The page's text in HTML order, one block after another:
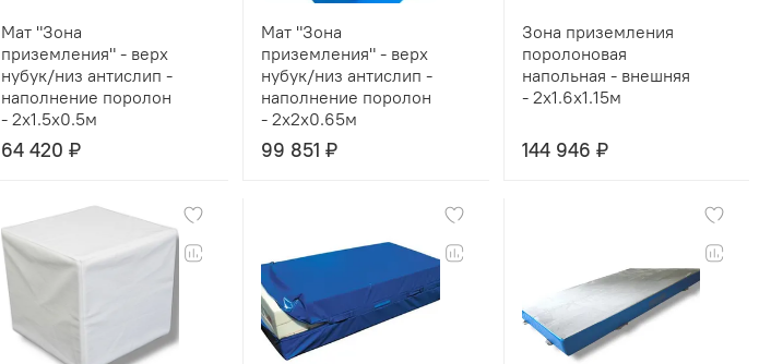
Мат "Зона
приземления" - верх
нубук/низ антислип -
наполнение поролон
- 2x1.5x0.5м
64 420 ₽
Мат "Зона
приземления" - верх
нубук/низ антислип -
наполнение поролон
- 2x2x0.65м
99 851 ₽
Зона приземления
поролоновая
напольная - внешняя
- 2x1.6x1.15м
144 946 ₽